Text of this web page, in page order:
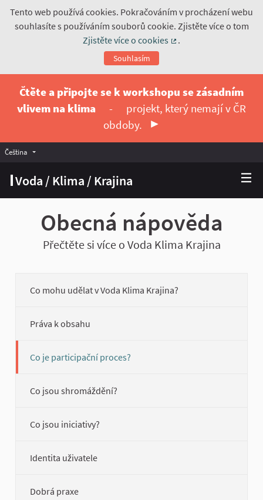
Tento web používá cookies. Pokračováním v procházení webu
souhlasíte s používáním souborů cookie. Zjistěte více o tom
Zjistěte více o cookies
.
Souhlasím
Čtěte a připojte se k workshopu se zásadním
vlivem na klima
-
projekt, který nemají v ČR
obdoby.
Voda / Klima / Krajina
Čeština Vyberte jazyk
Obecná nápověda
Přečtěte si více o Voda Klima Krajina
Co mohu udělat v Voda Klima Krajina?
Práva k obsahu
Co je participační proces?
Co jsou shromáždění?
Co jsou iniciativy?
Identita uživatele
Dobrá praxe